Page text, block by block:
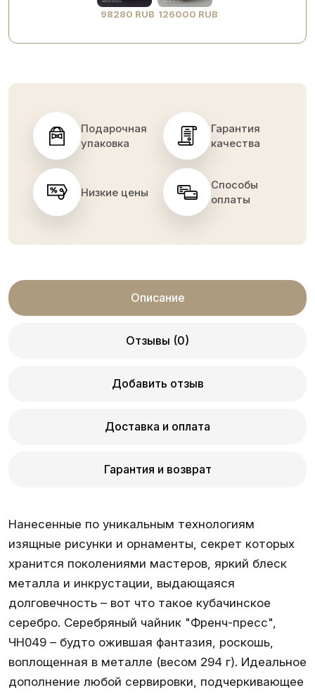
98280 RUB 126000 RUB
Подарочная
упаковка
Гарантия
качества
Низкие цены
Способы
оплаты
Описание
Отзывы (0)
Добавить отзыв
Доставка и оплата
Гарантия и возврат
Нанесенные по уникальным технологиям
изящные рисунки и орнаменты, секрет которых
хранится поколениями мастеров, яркий блеск
металла и инкрустации, выдающаяся
долговечность – вот что такое кубачинское
серебро. Серебряный чайник "Френч-пресс",
ЧН049 – будто ожившая фантазия, роскошь,
воплощенная в металле (весом 294 г). Идеальное
дополнение любой сервировки, подчеркивающее